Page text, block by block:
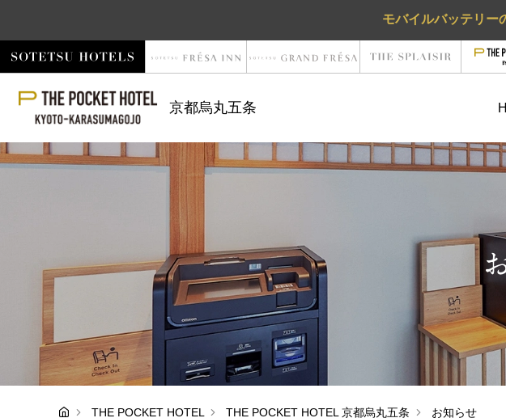
モバイルバッテリー
京都烏丸五条
THE POCKET HOTEL THE POCKET HOTEL 京都烏丸五条 お知らせ